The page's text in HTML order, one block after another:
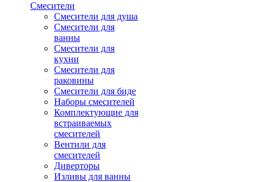
Смесители
Смесители для душа
Смесители для
ванны
Смесители для
кухни
Смесители для
раковины
Смесители для биде
Наборы смесителей
Комплектующие для
встраиваемых
смесителей
Вентили для
смесителей
Диверторы
Изливы для ванны